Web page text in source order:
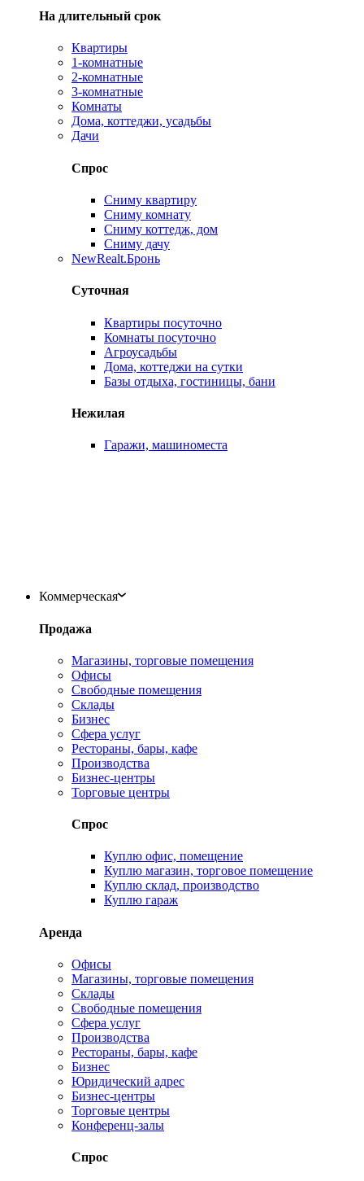
На длительный срок
Квартиры
1-комнатные
2-комнатные
3-комнатные
Комнаты
Дома, коттеджи, усадьбы
Дачи
Спрос
Сниму квартиру
Сниму комнату
Сниму коттедж, дом
Сниму дачу
NewRealt.Бронь
Суточная
Квартиры посуточно
Комнаты посуточно
Агроусадьбы
Дома, коттеджи на сутки
Базы отдыха, гостиницы, бани
Нежилая
Гаражи, машиноместа
Коммерческая
Продажа
Магазины, торговые помещения
Офисы
Свободные помещения
Склады
Бизнес
Сфера услуг
Рестораны, бары, кафе
Производства
Бизнес-центры
Торговые центры
Спрос
Куплю офис, помещение
Куплю магазин, торговое помещение
Куплю склад, производство
Куплю гараж
Аренда
Офисы
Магазины, торговые помещения
Склады
Свободные помещения
Сфера услуг
Производства
Рестораны, бары, кафе
Бизнес
Юридический адрес
Бизнес-центры
Торговые центры
Конференц-залы
Спрос